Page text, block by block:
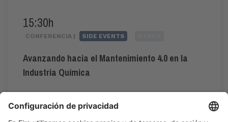
15:30h
CONFERENCIA | SIDE EVENTS
Avanzando hacia el Mantenimiento 4.0 en la
Industria Química